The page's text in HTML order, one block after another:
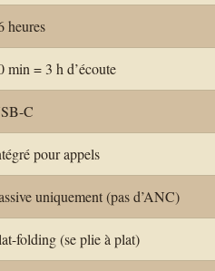
heures
min = 3 h d’écoute
C
pour appels
uniquement (pas d’ANC)
folding (se plie à plat)